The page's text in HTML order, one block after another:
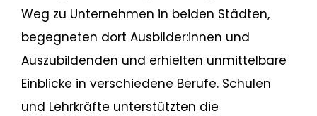
Weg zu Unternehmen in beiden Städten,
begegneten dort Ausbilder:innen und
Auszubildenden und erhielten unmittelbare
Einblicke in verschiedene Berufe. Schulen
und Lehrkräfte unterstützten die